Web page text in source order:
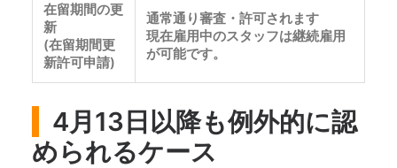
在留期間の更
新
(在留期間更
新許可申請)
通常通り審査・許可されます
現在雇用中のスタッフは継続雇用
が可能です。
4月13日以降も例外的に認
められるケース